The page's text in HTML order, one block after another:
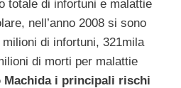
totale di infortuni e malattie
nell’anno 2008 si sono
di infortuni, 321mila
di morti per malattie
Machida i principali rischi